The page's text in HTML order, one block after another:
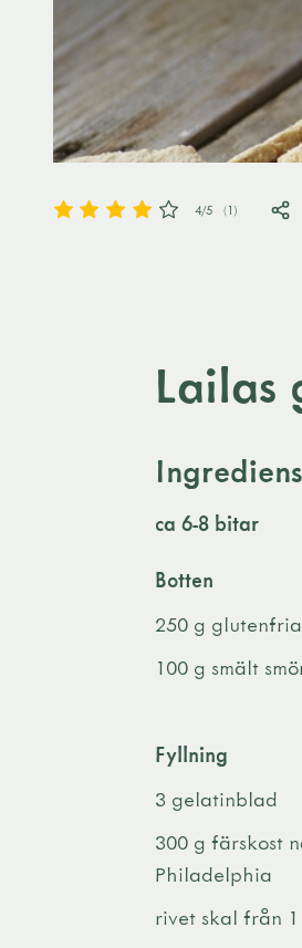
4/5 (1 )
Lailas
ca 6-8 bitar
Botten
250 g glutenfria
100 g smält
Fyllning
3 gelatinblad
300 g färskost
Philadelphia
rivet skal från